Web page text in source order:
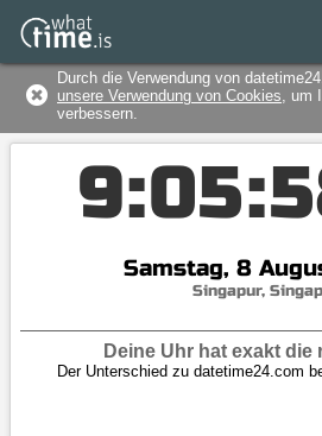
Durch die Verwendung von
unsere Verwendung von Cookies ,
verbessern.
9:05:5
Samstag, 8
Singapur,
Deine Uhr hat exakt die
Der Unterschied zu datetime24.com